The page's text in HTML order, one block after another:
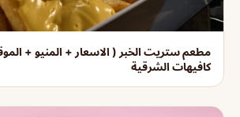
مطعم ستريت الخبر ( الاسعار + المنيو +
كافيهات الشرقية